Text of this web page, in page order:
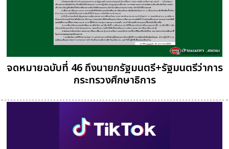
จดหมายฉบับที่ 46 ถึงนายกรัฐมนตรี+รัฐมนตรีว่าการ
กระทรวงศึกษาธิการ